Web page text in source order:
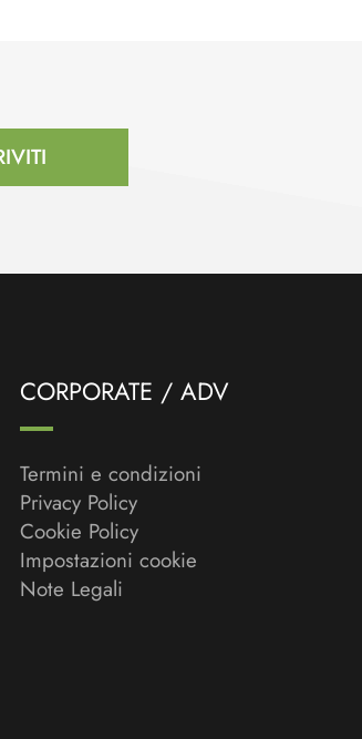
CORPORATE / ADV
Termini e condizioni
Privacy Policy
Cookie Policy
Impostazioni cookie
Note Legali